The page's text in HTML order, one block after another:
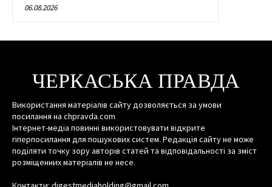
06.08.2026
ЧЕРКАСЬКА ПРАВДА
Використання матеріалів сайту дозволяється за умови
посилання на chpravda.com
Інтернет-медіа повинні використовувати відкрите
гіперпосилання для пошукових систем. Редакція сайту не може
поділяти точку зору авторів статей та відповідальності за зміст
розміщенних матеріалів не несе.